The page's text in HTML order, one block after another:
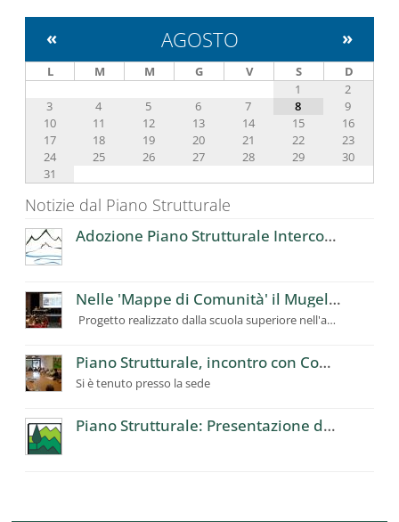
AGOSTO
« »
L M M G V S
D
1
2
3
4 5 6 7 8
9
10
11 12 13 14 15
16
17
18 19 20 21 22
23
24
25 26 27 28 29
30
31
Notizie dal Piano Strutturale
Adozione Piano Strutturale Intercomunale
Nelle 'Mappe di Comunità' il Mugello visto dagli studenti del Giotto Ulivi
Progetto realizzato dalla scuola superiore nell'ambito del Piano Strutturale Intercomunale
Piano Strutturale, incontro con Commissioni consiliari
Si è tenuto presso la sede
Piano Strutturale: Presentazione delle Mappe di Comunità